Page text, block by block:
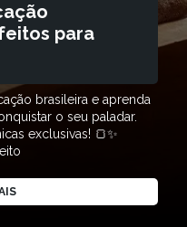
para
brasileira e aprenda
o seu paladar.
exclusivas! 🍞✨